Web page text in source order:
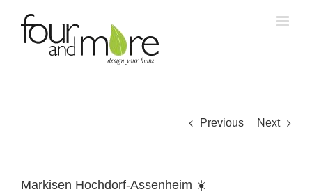
content
Previous Next
Markisen Hochdorf-Assenheim ☀️